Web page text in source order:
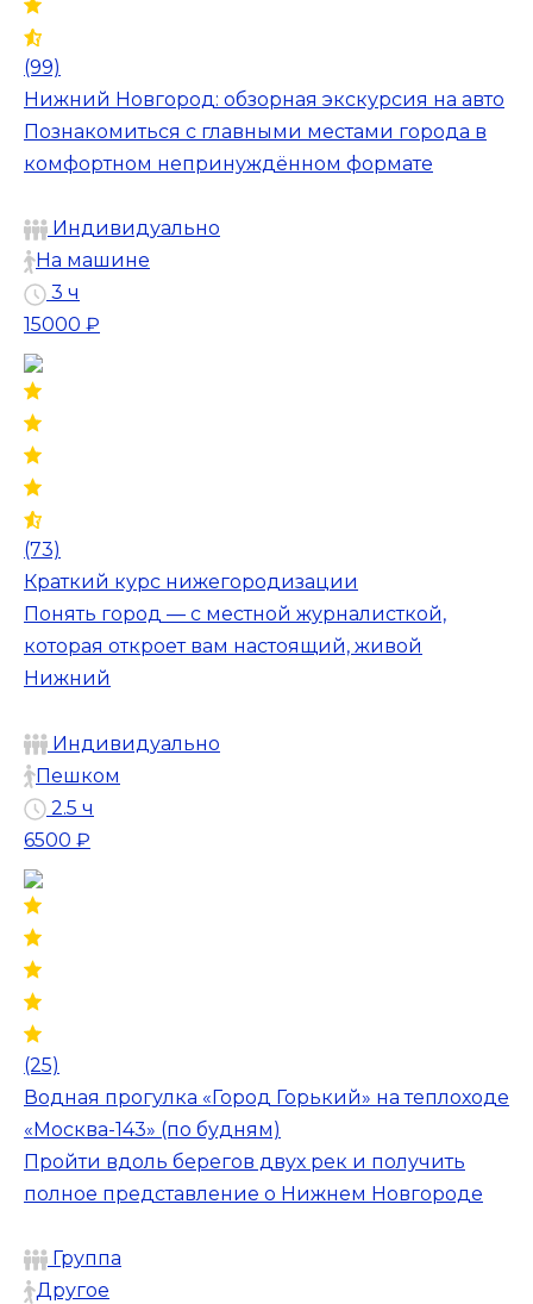
(99)
Нижний Новгород: обзорная экскурсия на авто
Познакомиться с главными местами города в
комфортном непринуждённом формате
Индивидуально
На машине
3 ч
15000 ₽
(73)
Краткий курс нижегородизации
Понять город — с местной журналисткой,
которая откроет вам настоящий, живой
Нижний
Индивидуально
Пешком
2.5 ч
6500 ₽
(25)
Водная прогулка «Город Горький» на теплоходе
«Москва-143» (по будням)
Пройти вдоль берегов двух рек и получить
полное представление о Нижнем Новгороде
Группа
Другое